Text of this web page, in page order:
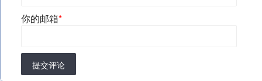
你的邮箱*
提交评论